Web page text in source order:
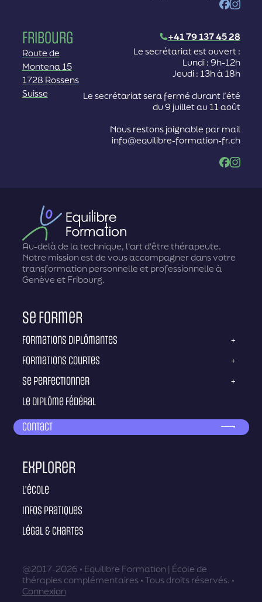
Facebook
Fribourg
+41 79 137 45 28
Route de
Montena 15
1728 Rossens
Suisse
Le secrétariat est ouvert :
Lundi : 9h-12h
Jeudi : 13h à 18h
Le secrétariat sera fermé durant l’été
du 9 juillet au 11 août
Nous restons joignable par mail
info@equilibre-formation-fr.ch
Facebook
Au-delà de la technique, l'art d'être thérapeute.
Notre mission est de vous accompagner dans votre
transformation personnelle et professionnelle à
Genève et Fribourg.
Se former
Formations diplômantes +
Formations courtes +
Se perfectionner +
Le diplôme fédéral
Contact
Explorer
L'école
Infos pratiques
Légal & Chartes
@2017-2026 • Equilibre Formation | École de
thérapies complémentaires • Tous droits réservés. •
Connexion